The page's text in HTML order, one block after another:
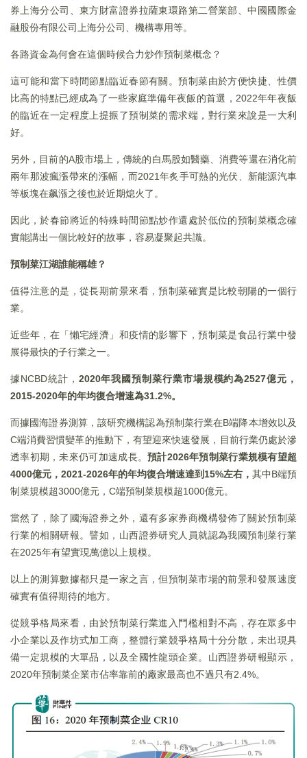
券上海分公司、東方財富證券拉薩東環路第二營業部、中國國際金
融股份有限公司上海分公司、機構專用等。
各路資金為何會在這個時候合力炒作預制菜概念？
這可能和當下時間節點臨近春節有關。預制菜由於方便快捷、性價
比高的特點已經成為了一些家庭準備年夜飯的首選，2022年年夜飯
的臨近在一定程度上提振了預制菜的需求端，對行業來說是一大利
好。
另外，目前的A股市場上，傳統的白馬股如醫藥、消費等還在消化前
兩年那波瘋漲帶來的漲幅，而2021年炙手可熱的光伏、新能源汽車
等板塊在飙漲之後也於近期熄火了。
因此，於春節將近的特殊時間節點炒作還處於低位的預制菜概念確
實能講出一個比較好的故事，容易凝聚起共識。
預制菜江湖誰能稱雄？
值得注意的是，從長期前景來看，預制菜確實是比較朝陽的一個行
業。
近些年，在「懶宅經濟」和疫情的影響下，預制菜是食品行業中發
展得最快的子行業之一。
據NCBD統計， 2020年我國預制菜行業市場規模約為2527億元，
2015-2020年的年均復合增速為31.2%。
而據國海證券測算，該研究機構認為預制菜行業在B端降本增效以及
C端消費習慣變革的推動下，有望迎來快速發展，目前行業仍處於滲
透率初期，未來仍可加速成長。預計2026年預制菜行業規模有望超
4000億元，2021-2026年的年均復合增速達到15%左右， 其中B端預
制菜規模超3000億元，C端預制菜規模超1000億元。
當然了，除了國海證券之外，還有多家券商機構發佈了關於預制菜
行業的相關研報。譬如，山西證券研究人員就認為我國預制菜行業
在2025年有望實現萬億以上規模。
以上的測算數據都只是一家之言，但預制菜市場的前景和發展速度
確實有值得期待的地方。
從競爭格局來看，由於預制菜行業進入門檻相對不高，存在眾多中
小企業以及作坊式加工商，整體行業競爭格局十分分散，未出現具
備一定規模的大單品，以及全國性龍頭企業。山西證券研報顯示，
2020年預制菜企業市佔率靠前的廠家最高也不過只有2.4%。